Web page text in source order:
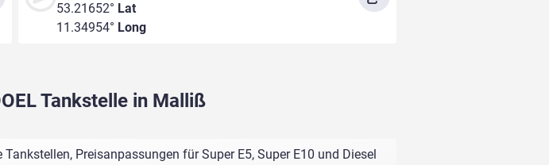
53.21652° Lat
11.34954° Long
Tankstelle in Malliß
Preisanpassungen für Super E5, Super E10 und Diesel